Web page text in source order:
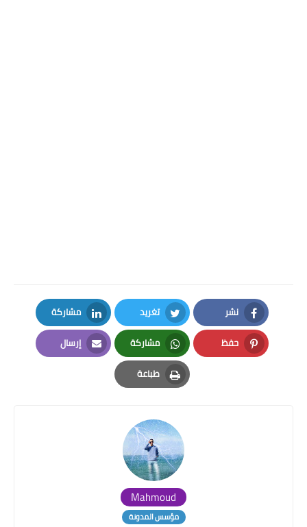
نشر
Facebook
تغريد
Twitter
مشاركة
LinkedIn
حفظ
Pinterest
مشاركة
Whatsapp
إرسال
Email
طباعة
Print
Mahmoud
مؤسس المدونة